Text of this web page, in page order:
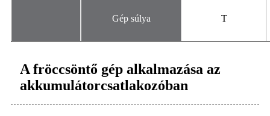
Gép súlya T
A fröccsöntő gép alkalmazása az
akkumulátorcsatlakozóban